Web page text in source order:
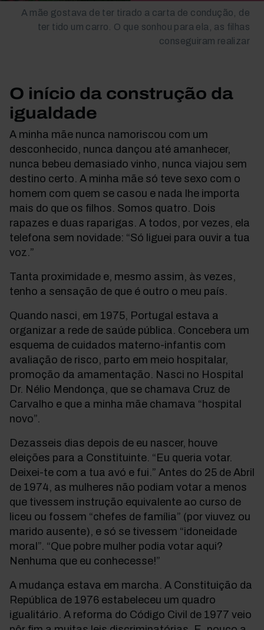
A mãe gostava de ter tirado a carta de condução, de
ter tido um carro. O que sonhou para ela, as filhas
conseguiram realizar
O início da construção da
igualdade
A minha mãe nunca namoriscou com um
desconhecido, nunca dançou até amanhecer,
nunca bebeu demasiado vinho, nunca viajou sem
destino certo. A minha mãe só teve sexo com o
homem com quem se casou e nada lhe importa
mais do que os filhos. Somos quatro. Dois
rapazes e duas raparigas. A todos, por vezes, ela
telefona sem novidade: “Só liguei para ouvir a tua
voz.”
Tanta proximidade e, mesmo assim, às vezes,
tenho a sensação de que é outro o meu país.
Quando nasci, em 1975, Portugal estava a
organizar a rede de saúde pública. Concebera um
esquema de cuidados materno-infantis com
avaliação de risco, parto em meio hospitalar,
promoção da amamentação. Nasci no Hospital
Dr. Nélio Mendonça, que se chamava Cruz de
Carvalho e que a minha mãe chamava “hospital
novo”.
Dezasseis dias depois de eu nascer, houve
eleições para a Constituinte. “Eu queria votar.
Deixei-te com a tua avó e fui.” Antes do 25 de Abril
de 1974, as mulheres não podiam votar a menos
que tivessem instrução equivalente ao curso de
liceu ou fossem “chefes de família” (por viuvez ou
marido ausente), e só se tivessem “idoneidade
moral”. “Que pobre mulher podia votar aqui?
Nenhuma que eu conhecesse!”
A mudança estava em marcha. A Constituição da
República de 1976 estabeleceu um quadro
igualitário. A reforma do Código Civil de 1977 veio